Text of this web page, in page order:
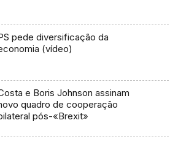
pede diversificação da
(vídeo)
e Boris Johnson assinam
quadro de cooperação
pós-«Brexit»